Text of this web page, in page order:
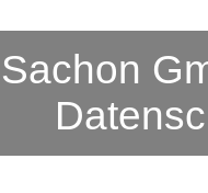
Sachon